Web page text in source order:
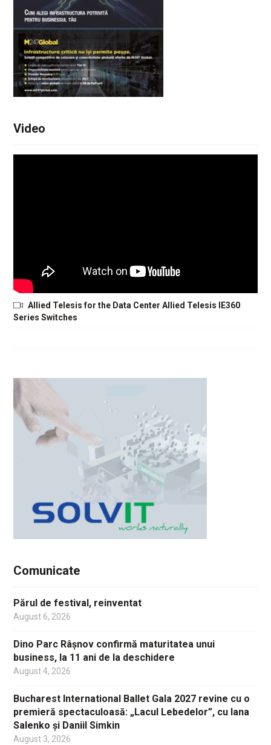
Video
Allied Telesis for the Data Center Allied Telesis IE360
Series Switches
Comunicate
Părul de festival, reinventat
August 6, 2026
Dino Parc Râșnov confirmă maturitatea unui
business, la 11 ani de la deschidere
August 4, 2026
Bucharest International Ballet Gala 2027 revine cu o
premieră spectaculoasă: „Lacul Lebedelor”, cu Iana
Salenko și Daniil Simkin
August 3, 2026